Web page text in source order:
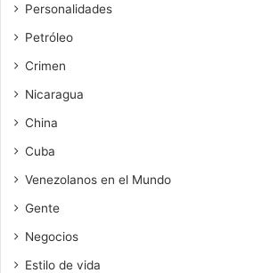
Personalidades
Petróleo
Crimen
Nicaragua
China
Cuba
Venezolanos en el Mundo
Gente
Negocios
Estilo de vida